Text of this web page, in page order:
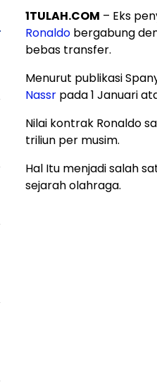
1TULAH.COM – Eks
Ronaldo bergabung
bebas transfer.
Menurut publikasi
Nassr pada 1 Januari
Nilai kontrak Ronaldo
triliun per musim.
Hal Itu menjadi salah
sejarah olahraga.